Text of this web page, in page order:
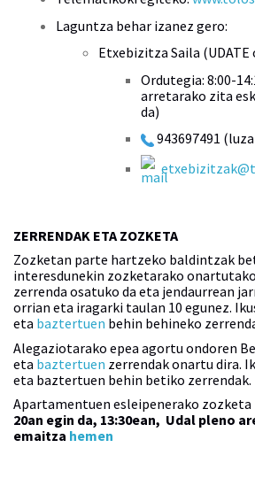
Laguntza behar izanez gero:
Etxebizitza Saila (UDATE
Ordutegia: 8:00-
arretarako zita
da)
943697491
ZERRENDAK ETA ZOZKETA
Zozketan parte hartzeko baldintzak
interesdunekin zozketarako
zerrenda osatuko da eta jendaurrean
orrian eta iragarki taulan 10 egunez.
eta baztertuen behin behineko
Alegaziotarako epea agortu ondoren
eta baztertuen zerrendak onartu dira.
eta baztertuen behin betiko zerrendak.
Apartamentuen esleipenerako zozketa
20an egin da, 13:30ean, Udal pleno
emaitza hemen